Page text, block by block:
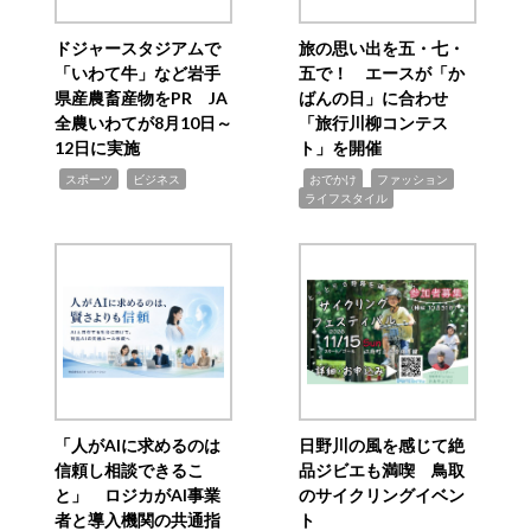
ドジャースタジアムで
「いわて牛」など岩手
県産農畜産物をPR JA
全農いわてが8月10日～
12日に実施
スポーツ ビジネス
旅の思い出を五・七・
五で！ エースが「か
ばんの日」に合わせ
「旅行川柳コンテス
ト」を開催
おでかけ ファッション
ライフスタイル
「人がAIに求めるのは
信頼し相談できるこ
と」 ロジカがAI事業
者と導入機関の共通指
日野川の風を感じて絶
品ジビエも満喫 鳥取
のサイクリングイベン
ト